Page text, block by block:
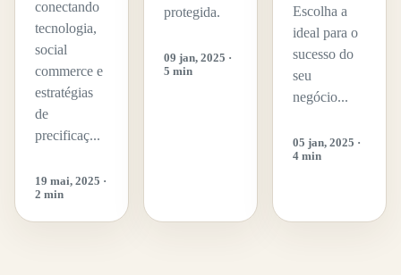
conectando
tecnologia,
social
commerce e
estratégias
de
precificaç...
19 mai, 2025 ·
2 min
protegida.
09 jan, 2025 ·
5 min
Escolha a
ideal para o
sucesso do
seu
negócio...
05 jan, 2025 ·
4 min